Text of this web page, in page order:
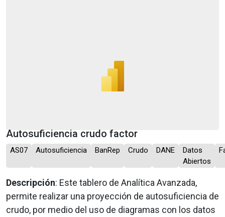
Autosuficiencia crudo factor
AS07 Autosuficiencia BanRep Crudo DANE
Datos
Abiertos
Descripción: Este tablero de Analítica Avanzada,
permite realizar una proyección de autosuficiencia de
crudo, por medio del uso de diagramas con los datos